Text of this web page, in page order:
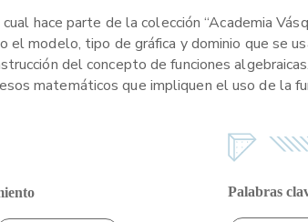
hace parte de la colección “Academia
el modelo, tipo de gráfica y dominio que se
del concepto de funciones
matemáticos que impliquen el uso de la
Palabras